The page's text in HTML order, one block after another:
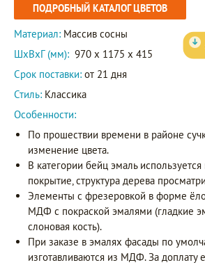
ПОДРОБНЫЙ КАТАЛОГ ЦВЕТОВ
Материал: Массив сосны
ШxВxГ (мм): 970 x 1175 x 415
Срок поставки: от 21 дня
Стиль: Классика
Особенности:
По прошествии времени в районе
изменение цвета.
В категории бейц эмаль
покрытие, структура дерева
Элементы с фрезеровкой в форме
МДФ с покраской эмалями (гладкие
слоновая кость).
При заказе в эмалях фасады по
изготавливаются из МДФ. За доплату